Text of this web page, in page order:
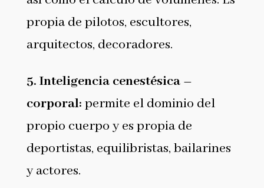
propia de pilotos, escultores,
arquitectos, decoradores.
5. Inteligencia cenestésica –
corporal: permite el dominio del
propio cuerpo y es propia de
deportistas, equilibristas, bailarines
y actores.